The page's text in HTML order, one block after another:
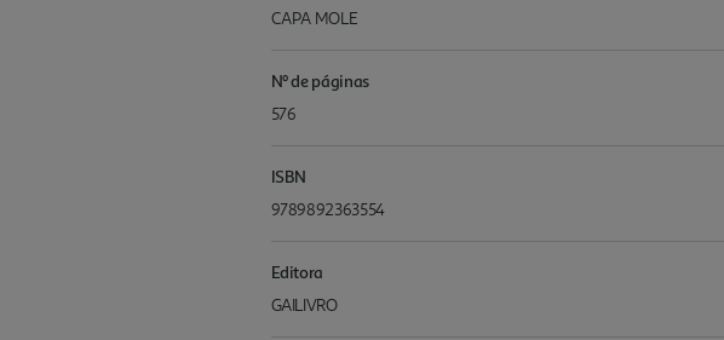
CAPA MOLE
Nº de páginas
576
ISBN
9789892363554
Editora
GAILIVRO